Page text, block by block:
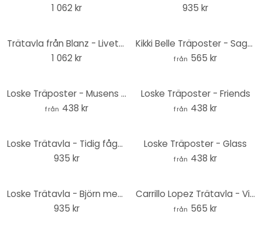
1 062 kr
935 kr
Trätavla från Blanz - Livets träd - 40x41,5 cm
1 062 kr
Kikki Belle Träposter - Sagoträdgård
från 565 kr
Loske Träposter - Musens stad
från 438 kr
Loske Träposter - Friends
från 438 kr
Loske Trätavla - Tidig fågel - 40x41,5 cm
935 kr
Loske Träposter - Glass
från 438 kr
Loske Trätavla - Björn med honungsburk - 40x41,5 cm
935 kr
Carrillo Lopez Trätavla - Vitt landskap - Rund
från 565 kr